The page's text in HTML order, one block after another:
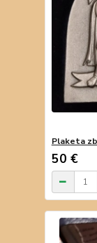
Plaketa
50 €